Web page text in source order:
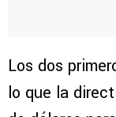
Los dos
lo que la